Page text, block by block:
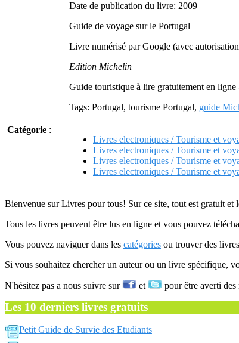
Date de publication du livre: 2009
Guide de voyage sur le Portugal
Livre numérisé par Google (avec
Edition Michelin
Guide touristique à lire gratuitement en ligne
Tags: Portugal, tourisme Portugal, guide
Catégorie :
Livres electroniques / Tourisme et
Livres electroniques / Tourisme et
Livres electroniques / Tourisme et
Livres electroniques / Tourisme et
Bienvenue sur Livres pour tous! Sur ce site, tout est gratuit
Tous les livres peuvent être lus en ligne et vous pouvez
Vous pouvez naviguer dans les catégories ou trouver des
Si vous souhaitez chercher un auteur ou un livre spécifique,
N'hésitez pas a nous suivre sur et pour être averti
Les 10 derniers livres gratuits
Petit Guide de Survie des Etudiants